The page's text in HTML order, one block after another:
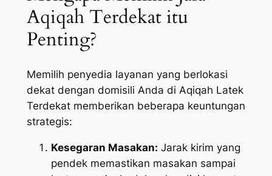
Aqiqah Terdekat itu
Penting?
Memilih penyedia layanan yang berlokasi
dekat dengan domisili Anda di Aqiqah Latek
Terdekat memberikan beberapa keuntungan
strategis:
Kesegaran Masakan: Jarak kirim yang
pendek memastikan masakan sampai